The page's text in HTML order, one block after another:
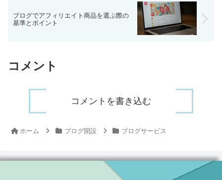
ブログでアフィリエイト商品を選ぶ際の
基準とポイント
コメント
コメントを書き込む
ホーム ブログ開設 ブログサービス